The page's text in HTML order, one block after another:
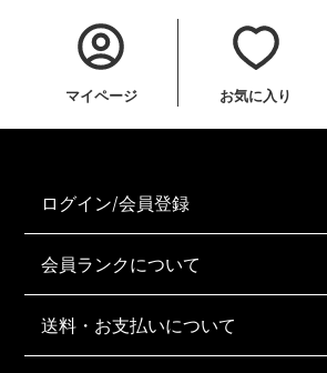
マイページ お気に入り
ログイン/会員登録
会員ランクについて
送料・お支払いについて